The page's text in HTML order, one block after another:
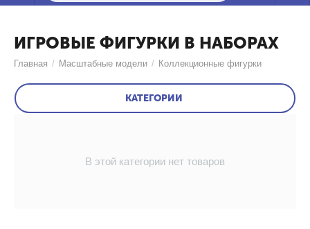
ИГРОВЫЕ ФИГУРКИ В НАБОРАХ
Главная / Масштабные модели / Коллекционные фигурки
КАТЕГОРИИ
В этой категории нет товаров